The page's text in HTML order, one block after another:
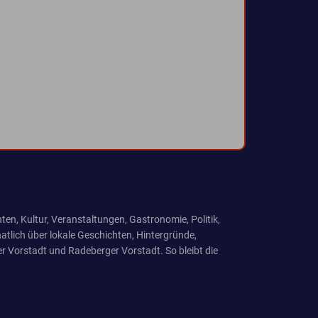
Kultur, Veranstaltungen, Gastronomie, Politik,
über lokale Geschichten, Hintergründe,
Vorstadt und Radeberger Vorstadt. So bleibt die